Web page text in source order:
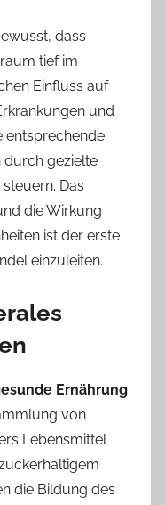
dass
tief im
Einfluss auf
und
entsprechende
durch gezielte
Das
die Wirkung
ist der erste
einzuleiten.
Ernährung
von
Lebensmittel
die Bildung des